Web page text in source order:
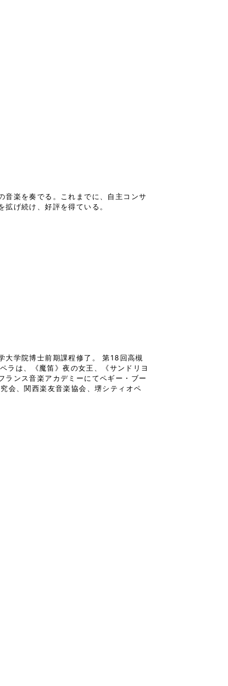
音楽を奏でる。これまでに、自主コンサ
げ続け、好評を得ている。
大学院博士前期課程修了。 第18回高槻
ラは、《魔笛》夜の女王、《サンドリヨ
ランス音楽アカデミーにてペギー・ブー
会、関西楽友音楽協会、堺シティオペ